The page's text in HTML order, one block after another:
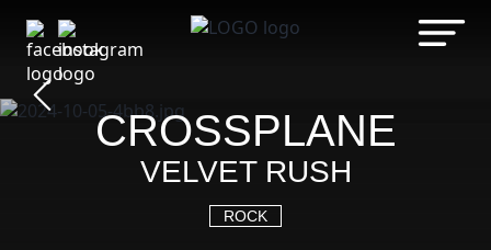
Inhalt
springen
05.10.2024
FORMOSA -
CROSSPLANE
VELVET RUSH
ROCK